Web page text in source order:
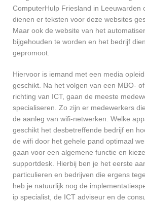
ComputerHulp Friesland in Leeuwarden
dienen er teksten voor deze websites
Maar ook de website van het
bijgehouden te worden en het bedrijf
gepromoot.
Hiervoor is iemand met een media
geschikt. Na het volgen van een MBO-
richting van ICT, gaan de meeste
specialiseren. Zo zijn er medewerkers
de aanleg van wifi-netwerken. Welke
geschikt het desbetreffende bedrijf en
de wifi door het gehele pand optimaal
gaan voor een algemene functie en
supportdesk. Hierbij ben je het eerste
particulieren en bedrijven die ergens
heb je natuurlijk nog de
ip specialist, de ICT adviseur en de